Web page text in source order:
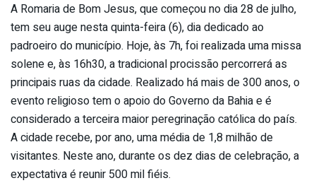
A Romaria de Bom Jesus, que começou no dia 28 de julho,
tem seu auge nesta quinta-feira (6), dia dedicado ao
padroeiro do município. Hoje, às 7h, foi realizada uma missa
solene e, às 16h30, a tradicional procissão percorrerá as
principais ruas da cidade. Realizado há mais de 300 anos, o
evento religioso tem o apoio do Governo da Bahia e é
considerado a terceira maior peregrinação católica do país.
A cidade recebe, por ano, uma média de 1,8 milhão de
visitantes. Neste ano, durante os dez dias de celebração, a
expectativa é reunir 500 mil fiéis.